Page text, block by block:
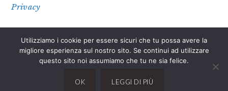
Privacy
IL SITO PARTECIPA A PROGRAMMI DI AFFILIAZIONE COME IL
PROGRAMMA AFFILIAZIONE AMAZON EU, UN PROGRAMMA DI
AFFILIAZIONE CHE PERMETTE AI SITI WEB DI PERCEPIRE UNA
AL SITO AMAZON.IT. IN QUALITÀ DI AFFILIATO AMAZON, IL PRESENTE
Utilizziamo i cookie per essere sicuri che tu possa avere la
migliore esperienza sul nostro sito. Se continui ad utilizzare
questo sito noi assumiamo che tu ne sia felice.
OK LEGGI DI PIÙ